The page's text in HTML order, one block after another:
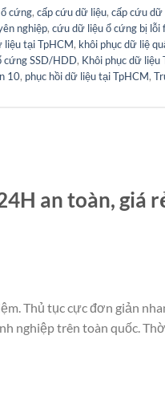
cứng, cấp cứu dữ liệu, cấp cứu dữ
nghiệp, cứu dữ liệu ổ cứng bị lỗi
liệu tại TpHCM, khôi phục dữ liệ
cứng SSD/HDD, Khôi phục dữ liệu
10, phục hồi dữ liệu tại TpHCM,
an toàn, giá
Thủ tục cực đơn giản
nghiệp trên toàn quốc.